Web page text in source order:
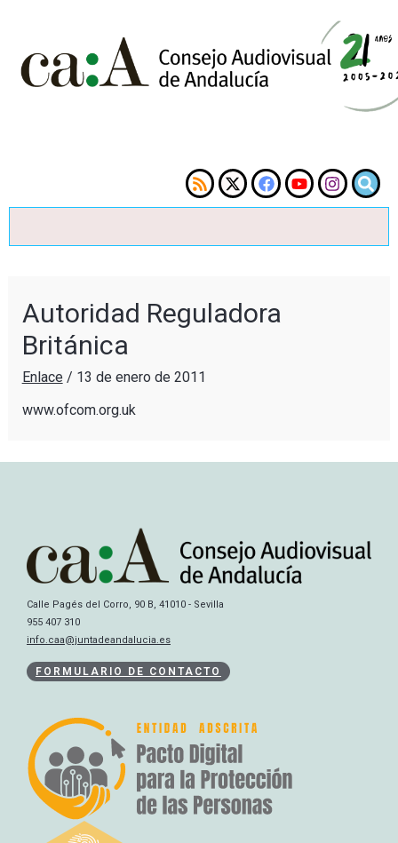
Autoridad Reguladora
Británica
Enlace/ 13 de enero de 2011
www.ofcom.org.uk
Calle Pagés del Corro, 90 B, 41010 - Sevilla
955 407 310
info.caa@juntadeandalucia.es
FORMULARIO DE CONTACTO